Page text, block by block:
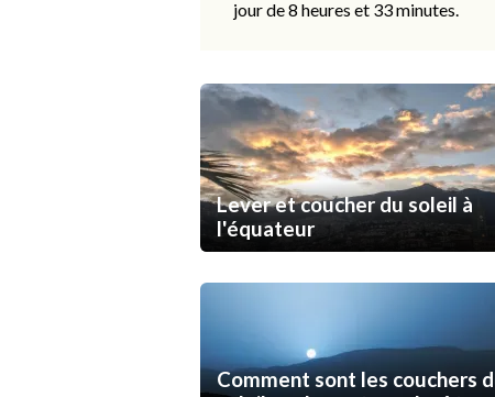
jour de 8 heures et 33 minutes.
Lever et coucher du soleil à
l'équateur
Comment sont les couchers